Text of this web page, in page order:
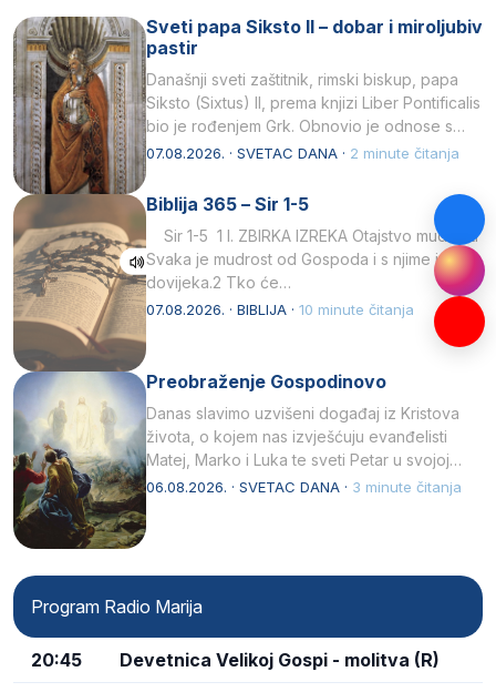
Sveti papa Siksto II – dobar i miroljubiv
pastir
Današnji sveti zaštitnik, rimski biskup, papa
Siksto (Sixtus) II, prema knjizi Liber Pontificalis
bio je rođenjem Grk. Obnovio je odnose s
afričkim…
07.08.2026. · SVETAC DANA · 2 minute čitanja
Biblija 365 – Sir 1-5
Sir 1-5 1 I. ZBIRKA IZREKA Otajstvo mudrosti
Svaka je mudrost od Gospoda i s njime je
dovijeka.2 Tko će…
07.08.2026. · BIBLIJA · 10 minute čitanja
Preobraženje Gospodinovo
Danas slavimo uzvišeni događaj iz Kristova
života, o kojem nas izvješćuju evanđelisti
Matej, Marko i Luka te sveti Petar u svojoj
drugoj…
06.08.2026. · SVETAC DANA · 3 minute čitanja
Program Radio Marija
20:45 Devetnica Velikoj Gospi - molitva (R)